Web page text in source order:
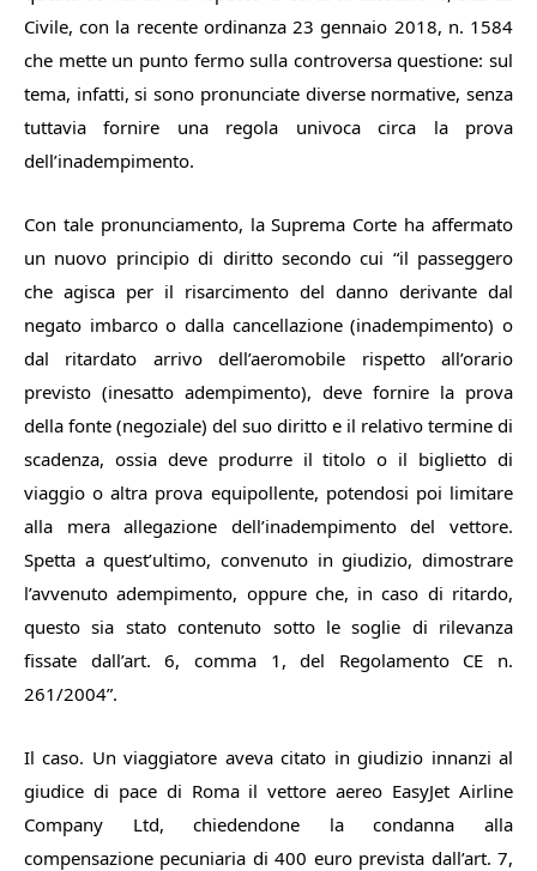
Civile, con la recente ordinanza 23 gennaio 2018, n. 1584
che mette un punto fermo sulla controversa questione: sul
tema, infatti, si sono pronunciate diverse normative, senza
tuttavia fornire una regola univoca circa la prova
dell’inadempimento.
Con tale pronunciamento, la Suprema Corte ha affermato
un nuovo principio di diritto secondo cui “il passeggero
che agisca per il risarcimento del danno derivante dal
negato imbarco o dalla cancellazione (inadempimento) o
dal ritardato arrivo dell’aeromobile rispetto all’orario
previsto (inesatto adempimento), deve fornire la prova
della fonte (negoziale) del suo diritto e il relativo termine di
scadenza, ossia deve produrre il titolo o il biglietto di
viaggio o altra prova equipollente, potendosi poi limitare
alla mera allegazione dell’inadempimento del vettore.
Spetta a quest’ultimo, convenuto in giudizio, dimostrare
l’avvenuto adempimento, oppure che, in caso di ritardo,
questo sia stato contenuto sotto le soglie di rilevanza
fissate dall’art. 6, comma 1, del Regolamento CE n.
261/2004”.
Il caso. Un viaggiatore aveva citato in giudizio innanzi al
giudice di pace di Roma il vettore aereo EasyJet Airline
Company Ltd, chiedendone la condanna alla
compensazione pecuniaria di 400 euro prevista dall’art. 7,